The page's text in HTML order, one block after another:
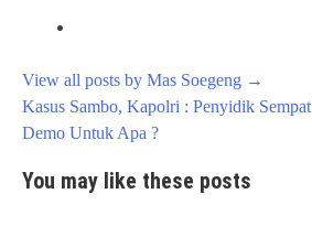
View all posts by Mas Soegeng →
Post
navigation
Kasus Sambo, Kapolri : Penyidik
Demo Untuk Apa ?
You may like these posts